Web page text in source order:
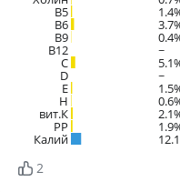
B5
B6
B9
B12 ~
C
D ~
E
H
вит.К
PP
Калий
2